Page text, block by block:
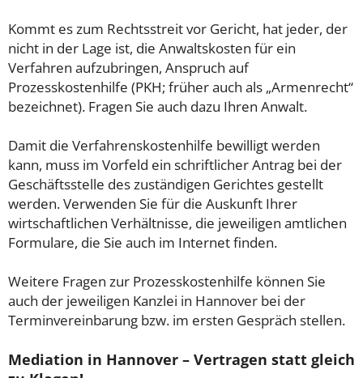
Kommt es zum Rechtsstreit vor Gericht, hat jeder, der
nicht in der Lage ist, die Anwaltskosten für ein
Verfahren aufzubringen, Anspruch auf
Prozesskostenhilfe (PKH; früher auch als „Armenrecht“
bezeichnet). Fragen Sie auch dazu Ihren Anwalt.
Damit die Verfahrenskostenhilfe bewilligt werden
kann, muss im Vorfeld ein schriftlicher Antrag bei der
Geschäftsstelle des zuständigen Gerichtes gestellt
werden. Verwenden Sie für die Auskunft Ihrer
wirtschaftlichen Verhältnisse, die jeweiligen amtlichen
Formulare, die Sie auch im Internet finden.
Weitere Fragen zur Prozesskostenhilfe können Sie
auch der jeweiligen Kanzlei in Hannover bei der
Terminvereinbarung bzw. im ersten Gespräch stellen.
Mediation in Hannover – Vertragen statt gleich